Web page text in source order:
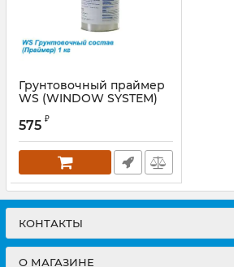
Грунтовочный праймер
WS (WINDOW SYSTEM)
Артикул:
575 ₽
КОНТАКТЫ
О МАГАЗИНЕ